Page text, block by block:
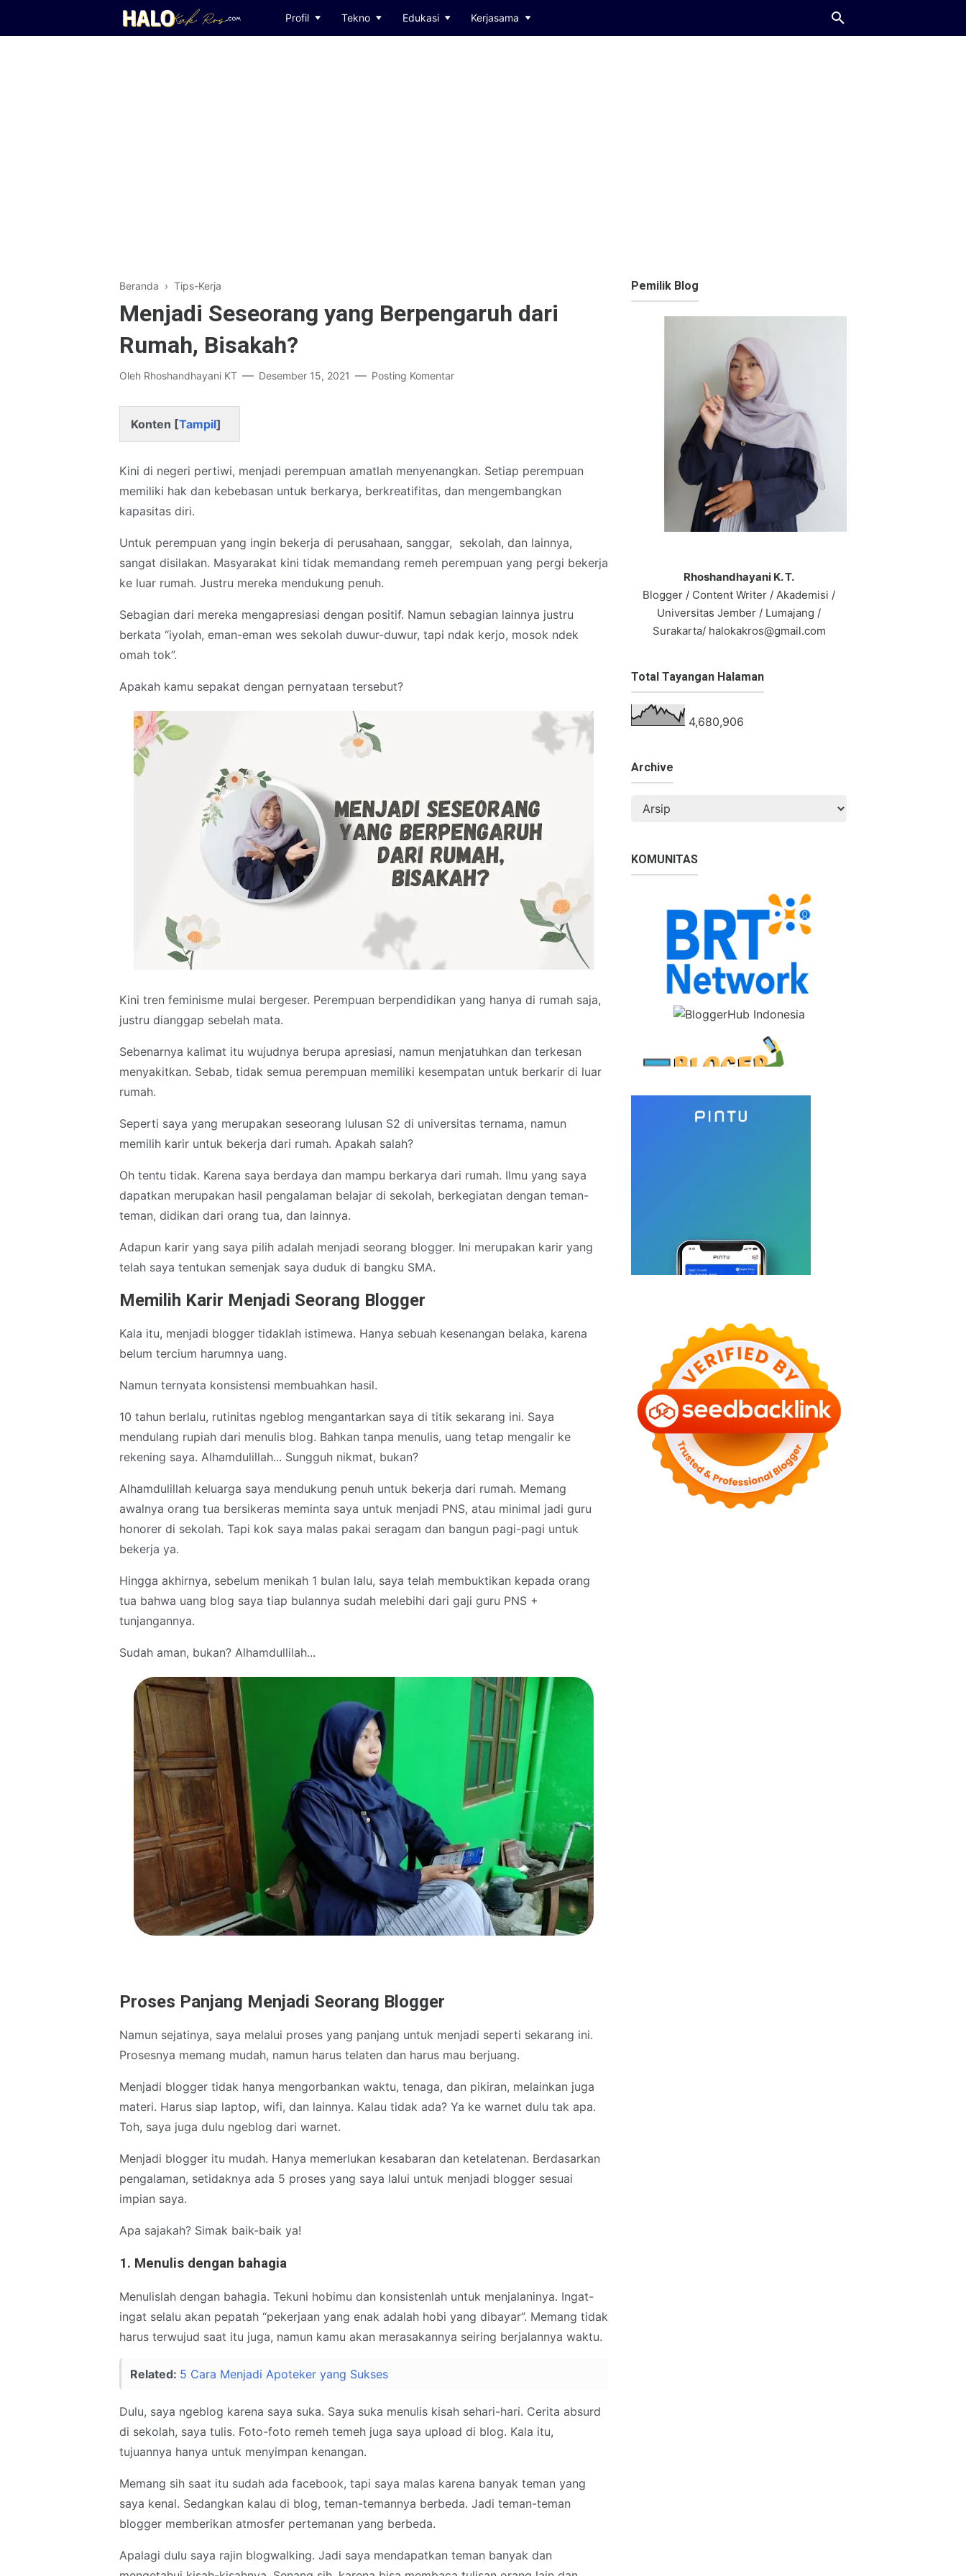
Profil Tekno Edukasi Kerjasama
Beranda › Tips-Kerja
Menjadi Seseorang yang Berpengaruh dari
Rumah, Bisakah?
Oleh Rhoshandhayani KT Desember 15, 2021 Posting Komentar
Konten [Tampil]
Kini di negeri pertiwi, menjadi perempuan amatlah menyenangkan. Setiap perempuan
memiliki hak dan kebebasan untuk berkarya, berkreatifitas, dan mengembangkan
kapasitas diri.
Untuk perempuan yang ingin bekerja di perusahaan, sanggar, sekolah, dan lainnya,
sangat disilakan. Masyarakat kini tidak memandang remeh perempuan yang pergi bekerja
ke luar rumah. Justru mereka mendukung penuh.
Sebagian dari mereka mengapresiasi dengan positif. Namun sebagian lainnya justru
berkata “iyolah, eman-eman wes sekolah duwur-duwur, tapi ndak kerjo, mosok ndek
omah tok”.
Apakah kamu sepakat dengan pernyataan tersebut?
Kini tren feminisme mulai bergeser. Perempuan berpendidikan yang hanya di rumah saja,
justru dianggap sebelah mata.
Sebenarnya kalimat itu wujudnya berupa apresiasi, namun menjatuhkan dan terkesan
menyakitkan. Sebab, tidak semua perempuan memiliki kesempatan untuk berkarir di luar
rumah.
Seperti saya yang merupakan seseorang lulusan S2 di universitas ternama, namun
memilih karir untuk bekerja dari rumah. Apakah salah?
Oh tentu tidak. Karena saya berdaya dan mampu berkarya dari rumah. Ilmu yang saya
dapatkan merupakan hasil pengalaman belajar di sekolah, berkegiatan dengan teman-
teman, didikan dari orang tua, dan lainnya.
Adapun karir yang saya pilih adalah menjadi seorang blogger. Ini merupakan karir yang
telah saya tentukan semenjak saya duduk di bangku SMA.
Memilih Karir Menjadi Seorang Blogger
Kala itu, menjadi blogger tidaklah istimewa. Hanya sebuah kesenangan belaka, karena
belum tercium harumnya uang.
Namun ternyata konsistensi membuahkan hasil.
10 tahun berlalu, rutinitas ngeblog mengantarkan saya di titik sekarang ini. Saya
mendulang rupiah dari menulis blog. Bahkan tanpa menulis, uang tetap mengalir ke
rekening saya. Alhamdulillah... Sungguh nikmat, bukan?
Alhamdulillah keluarga saya mendukung penuh untuk bekerja dari rumah. Memang
awalnya orang tua bersikeras meminta saya untuk menjadi PNS, atau minimal jadi guru
honorer di sekolah. Tapi kok saya malas pakai seragam dan bangun pagi-pagi untuk
bekerja ya.
Hingga akhirnya, sebelum menikah 1 bulan lalu, saya telah membuktikan kepada orang
tua bahwa uang blog saya tiap bulannya sudah melebihi dari gaji guru PNS +
tunjangannya.
Sudah aman, bukan? Alhamdullilah...
Proses Panjang Menjadi Seorang Blogger
Namun sejatinya, saya melalui proses yang panjang untuk menjadi seperti sekarang ini.
Prosesnya memang mudah, namun harus telaten dan harus mau berjuang.
Menjadi blogger tidak hanya mengorbankan waktu, tenaga, dan pikiran, melainkan juga
materi. Harus siap laptop, wifi, dan lainnya. Kalau tidak ada? Ya ke warnet dulu tak apa.
Toh, saya juga dulu ngeblog dari warnet.
Menjadi blogger itu mudah. Hanya memerlukan kesabaran dan ketelatenan. Berdasarkan
pengalaman, setidaknya ada 5 proses yang saya lalui untuk menjadi blogger sesuai
impian saya.
Apa sajakah? Simak baik-baik ya!
1. Menulis dengan bahagia
Menulislah dengan bahagia. Tekuni hobimu dan konsistenlah untuk menjalaninya. Ingat-
ingat selalu akan pepatah “pekerjaan yang enak adalah hobi yang dibayar”. Memang tidak
harus terwujud saat itu juga, namun kamu akan merasakannya seiring berjalannya waktu.
Related: 5 Cara Menjadi Apoteker yang Sukses
Dulu, saya ngeblog karena saya suka. Saya suka menulis kisah sehari-hari. Cerita absurd
di sekolah, saya tulis. Foto-foto remeh temeh juga saya upload di blog. Kala itu,
tujuannya hanya untuk menyimpan kenangan.
Memang sih saat itu sudah ada facebook, tapi saya malas karena banyak teman yang
saya kenal. Sedangkan kalau di blog, teman-temannya berbeda. Jadi teman-teman
blogger memberikan atmosfer pertemanan yang berbeda.
Apalagi dulu saya rajin blogwalking. Jadi saya mendapatkan teman banyak dan
Pemilik Blog
Rhoshandhayani K. T.
Blogger / Content Writer / Akademisi /
Universitas Jember / Lumajang /
Surakarta/ halokakros@gmail.com
Total Tayangan Halaman
4,680,906
Archive
KOMUNITAS